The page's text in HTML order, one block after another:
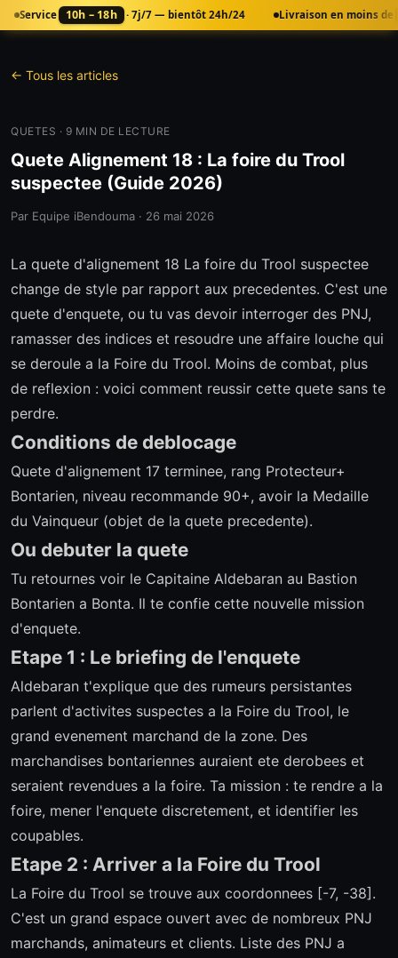
Service 10h – 18h · 7j/7 — bientôt 24h/24 Livraison en moins de
← Tous les articles
QUETES · 9 MIN DE LECTURE
Quete Alignement 18 : La foire du Trool
suspectee (Guide 2026)
Par Equipe iBendouma · 26 mai 2026
La quete d'alignement 18 La foire du Trool suspectee
change de style par rapport aux precedentes. C'est une
quete d'enquete, ou tu vas devoir interroger des PNJ,
ramasser des indices et resoudre une affaire louche qui
se deroule a la Foire du Trool. Moins de combat, plus
de reflexion : voici comment reussir cette quete sans te
perdre.
Conditions de deblocage
Quete d'alignement 17 terminee, rang Protecteur+
Bontarien, niveau recommande 90+, avoir la Medaille
du Vainqueur (objet de la quete precedente).
Ou debuter la quete
Tu retournes voir le Capitaine Aldebaran au Bastion
Bontarien a Bonta. Il te confie cette nouvelle mission
d'enquete.
Etape 1 : Le briefing de l'enquete
Aldebaran t'explique que des rumeurs persistantes
parlent d'activites suspectes a la Foire du Trool, le
grand evenement marchand de la zone. Des
marchandises bontariennes auraient ete derobees et
seraient revendues a la foire. Ta mission : te rendre a la
foire, mener l'enquete discretement, et identifier les
coupables.
Etape 2 : Arriver a la Foire du Trool
La Foire du Trool se trouve aux coordonnees [-7, -38].
C'est un grand espace ouvert avec de nombreux PNJ
marchands, animateurs et clients. Liste des PNJ a